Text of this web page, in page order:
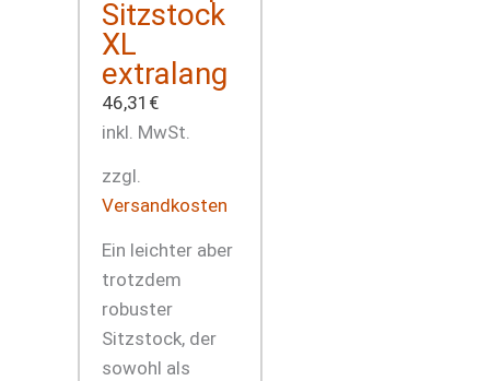
Sitzstock
XL
extralang
46,31 €
inkl. MwSt.
zzgl.
Versandkosten
Ein leichter aber
trotzdem
robuster
Sitzstock, der
sowohl als